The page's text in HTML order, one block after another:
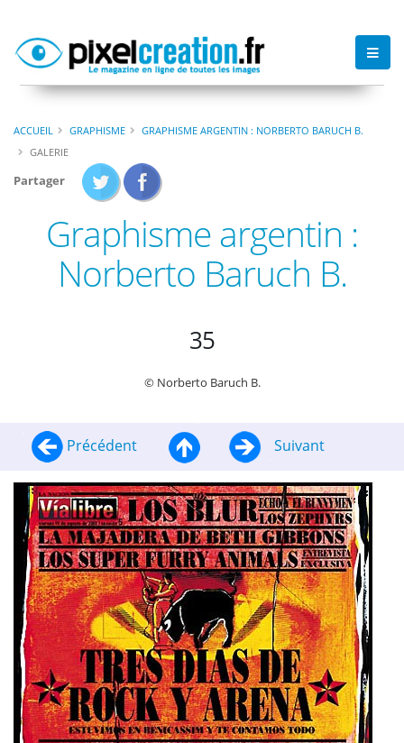
ACCUEIL GRAPHISME
GRAPHISME ARGENTIN : NORBERTO BARUCH B.
GALERIE
Partager
Graphisme argentin :
Norberto Baruch B.
35
© Norberto Baruch B.
Précédent Suivant